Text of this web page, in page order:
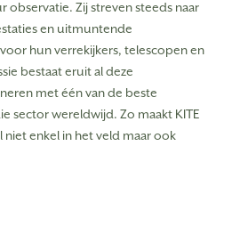
observatie. Zij streven steeds naar
en uitmuntende
hun verrekijkers, telescopen en
bestaat eruit al deze
met één van de beste
sector wereldwijd. Zo maakt KITE
enkel in het veld maar ook